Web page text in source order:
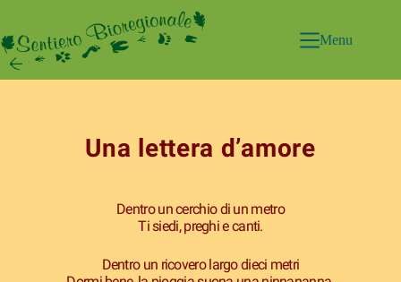
Menu
Una lettera d’amore
Dentro un cerchio di un metro
Ti siedi, preghi e canti.
Dentro un ricovero largo dieci metri